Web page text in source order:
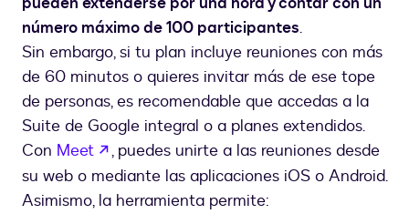
número máximo de 100 participantes.
Sin embargo, si tu plan incluye reuniones con más
de 60 minutos o quieres invitar más de ese tope
de personas, es recomendable que accedas a la
Suite de Google integral o a planes extendidos.
Con Meet abre em uma nova guia
, puedes unirte a las reuniones desde
su web o mediante las aplicaciones iOS o Android.
Asimismo, la herramienta permite: